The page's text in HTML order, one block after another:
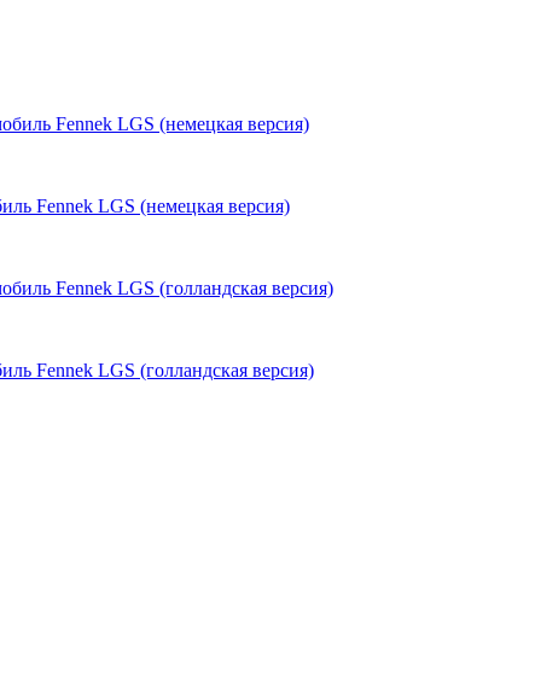
Fennek LGS (немецкая версия)
Fennek LGS (голландская версия)